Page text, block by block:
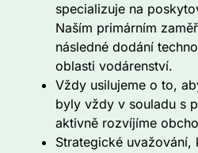
specializuje na
Naším primárním
následné dodání
oblasti vodárenství.
Vždy usilujeme o to,
byly vždy v souladu s
aktivně rozvíjíme
Strategické